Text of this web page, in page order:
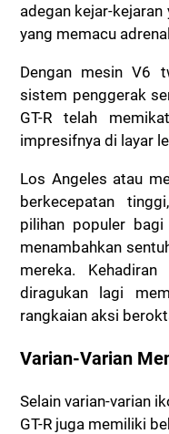
adegan kejar-
yang memacu
Dengan mesin V6
sistem penggerak
GT-R telah
impresifnya di layar
Los Angeles atau
berkecepatan
pilihan populer
menambahkan
mereka.
diragukan lagi
rangkaian aksi
Varian-Varian
Selain varian-varian
GT-R juga memiliki